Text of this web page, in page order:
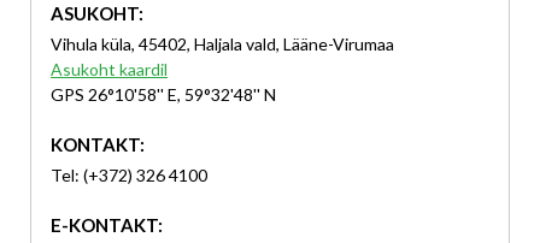
ASUKOHT:
Vihula küla, 45402, Haljala vald, Lääne-Virumaa
Asukoht kaardil
GPS 26°10'58'' E, 59°32'48'' N
KONTAKT:
Tel: (+372) 326 4100
E-KONTAKT: